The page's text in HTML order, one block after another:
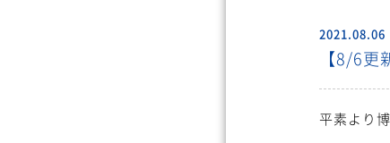
2021.08.06
【8/6
平素より